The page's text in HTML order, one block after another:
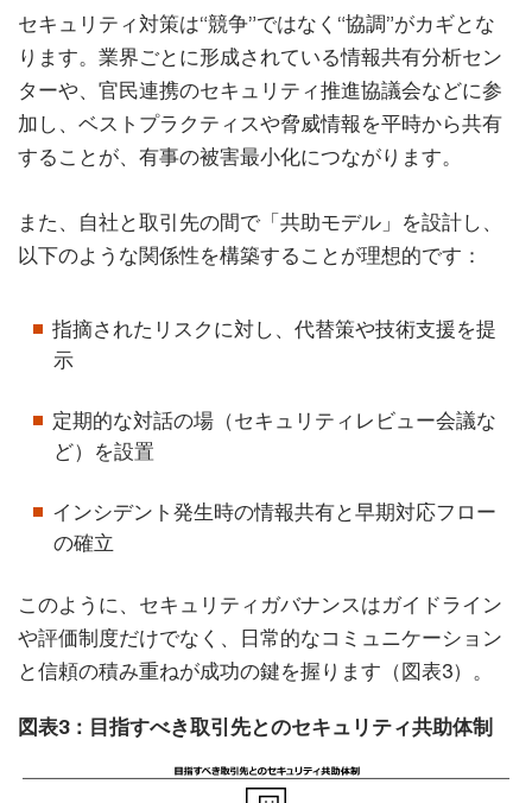
セキュリティ対策は“競争”ではなく“協調”がカギとな
ります。業界ごとに形成されている情報共有分析セン
ターや、官民連携のセキュリティ推進協議会などに参
加し、ベストプラクティスや脅威情報を平時から共有
することが、有事の被害最小化につながります。
また、自社と取引先の間で「共助モデル」を設計し、
以下のような関係性を構築することが理想的です：
指摘されたリスクに対し、代替策や技術支援を提
示
定期的な対話の場（セキュリティレビュー会議な
ど）を設置
インシデント発生時の情報共有と早期対応フロー
の確立
このように、セキュリティガバナンスはガイドライン
や評価制度だけでなく、日常的なコミュニケーション
と信頼の積み重ねが成功の鍵を握ります（図表3）。
図表3：目指すべき取引先とのセキュリティ共助体制